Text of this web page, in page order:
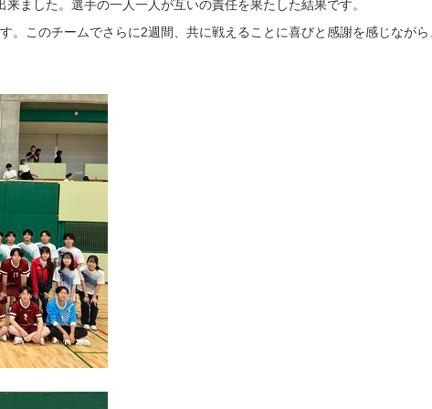
ました。選手の一人一人が互いの責任を果たした結果です。
。このチームでさらに2週間、共に戦えることに喜びと感謝を感じながら